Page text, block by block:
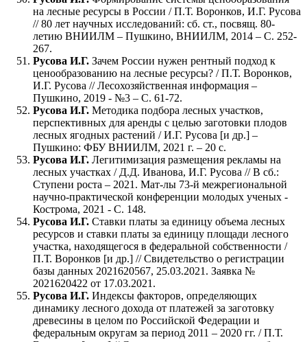
на лесные ресурсы в России / П.Т. Воронков, И.Г. Русова
// 80 лет научных исследований: сб. ст., посвящ. 80-
летию ВНИИЛМ – Пушкино, ВНИИЛМ, 2014 – С. 252-
267.
Русова И.Г. Зачем России нужен рентный подход к
ценообразованию на лесные ресурсы? / П.Т. Воронков,
И.Г. Русова // Лесохозяйственная информация –
Пушкино, 2019 - №3 – С. 61-72.
Русова И.Г. Методика подбора лесных участков,
перспективных для аренды с целью заготовки плодов
лесных ягодных растений / И.Г. Русова [и др.] –
Пушкино: ФБУ ВНИИЛМ, 2021 г. – 20 с.
Русова И.Г. Легитимизация размещения рекламы на
лесных участках / Д.Д. Иванова, И.Г. Русова // В сб.:
Ступени роста – 2021. Мат-лы 73-й межрегиональной
научно-практической конференции молодых ученых -
Кострома, 2021 - С. 148.
Русова И.Г. Ставки платы за единицу объема лесных
ресурсов и ставки платы за единицу площади лесного
участка, находящегося в федеральной собственности /
П.Т. Воронков [и др.] // Свидетельство о регистрации
базы данных 2021620567, 25.03.2021. Заявка №
2021620422 от 17.03.2021.
Русова И.Г. Индексы факторов, определяющих
динамику лесного дохода от платежей за заготовку
древесины в целом по Российской Федерации и
федеральным округам за период 2011 – 2020 гг. / П.Т.